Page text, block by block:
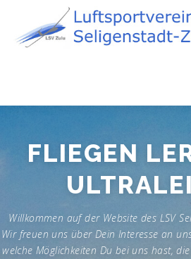
springen
FLUGZEUGPARK AIRPORT 75
DATENSCHUTZ IMPRESSUM
FLIEGEN
Willkommen auf der Website des LSV
Wir freuen uns über Dein Interesse an
welche Möglichkeiten Du bei uns hast,